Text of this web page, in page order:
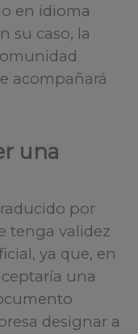
en idioma
su caso, la
acompañará
una
por
tenga validez
ya que, en
una
designar a